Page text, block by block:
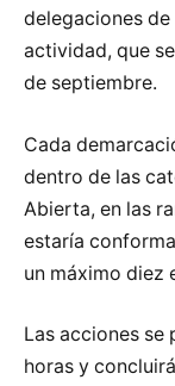
delegaciones
actividad, que
de septiembre.
Cada
dentro de las
Abierta, en las
estaría
un máximo diez
Las acciones se
horas y